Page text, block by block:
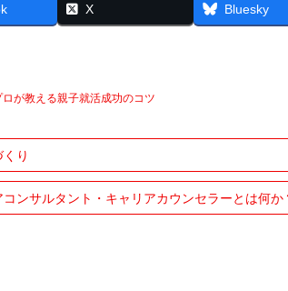
X Bluesky
ロが教える親子就活成功のコツ
り
コンサルタント・キャリアカウンセラーとは何か